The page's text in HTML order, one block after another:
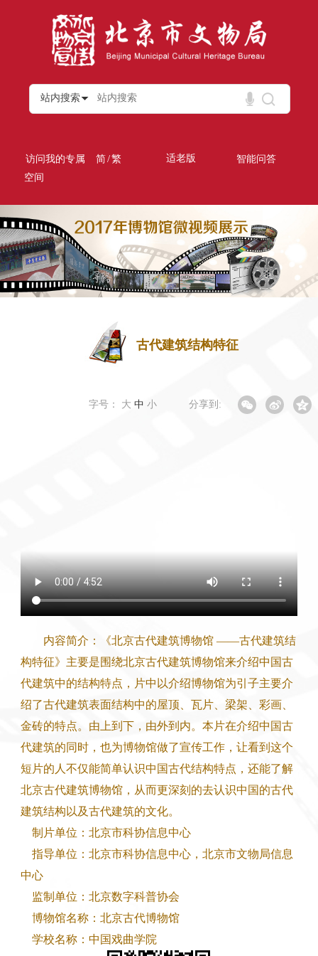
站内搜索
访问我的专属
空间
简/繁 适老版 智能问答
古代建筑结构特征
分享到:
字号： 大 中 小
内容简介：《北京古代建筑博物馆 ——古代建筑结
构特征》主要是围绕北京古代建筑博物馆来介绍中国古
代建筑中的结构特点，片中以介绍博物馆为引子主要介
绍了古代建筑表面结构中的屋顶、瓦片、梁架、彩画、
金砖的特点。由上到下，由外到内。本片在介绍中国古
代建筑的同时，也为博物馆做了宣传工作，让看到这个
短片的人不仅能简单认识中国古代结构特点，还能了解
北京古代建筑博物馆，从而更深刻的去认识中国的古代
建筑结构以及古代建筑的文化。
制片单位：北京市科协信息中心
指导单位：北京市科协信息中心，北京市文物局信息
中心
监制单位：北京数字科普协会
博物馆名称：北京古代博物馆
学校名称：中国戏曲学院